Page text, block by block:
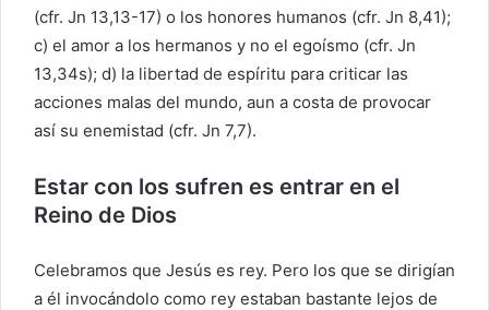
(cfr. Jn 13,13-17) o los honores humanos (cfr. Jn 8,41);
c) el amor a los hermanos y no el egoísmo (cfr. Jn
13,34s); d) la libertad de espíritu para criticar las
acciones malas del mundo, aun a costa de provocar
así su enemistad (cfr. Jn 7,7).
Estar con los sufren es entrar en el
Reino de Dios
Celebramos que Jesús es rey. Pero los que se dirigían
a él invocándolo como rey estaban bastante lejos de